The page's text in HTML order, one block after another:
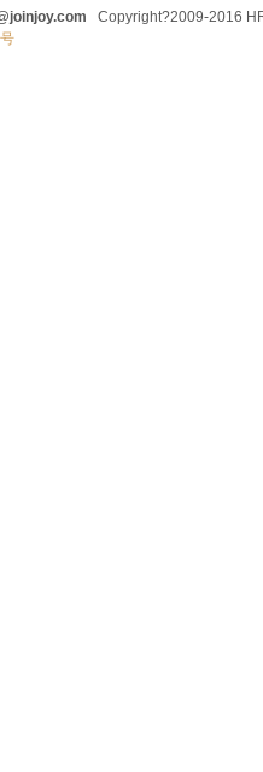
Copyright?2009-2016